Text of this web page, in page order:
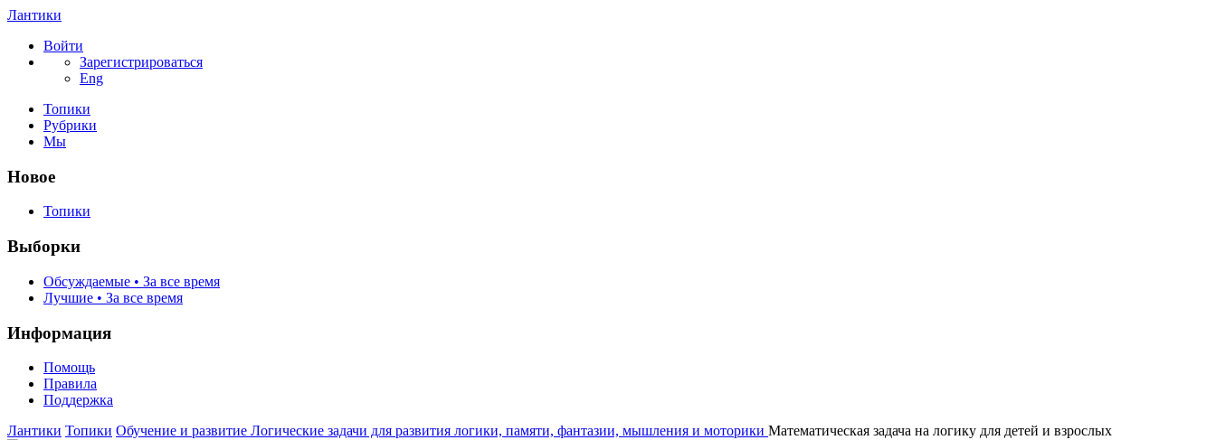
Лантики
Войти
Зарегистрироваться
Eng
Топики
Рубрики
Мы
Новое
Топики
Выборки
Обсуждаемые • За все время
Лучшие • За все время
Информация
Помощь
Правила
Поддержка
Лантики Топики Обучение и развитие Логические задачи для развития логики, памяти, фантазии, мышления и моторики Математическая задача на логику для детей и взрослых